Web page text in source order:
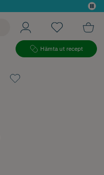
Hämta ut recept